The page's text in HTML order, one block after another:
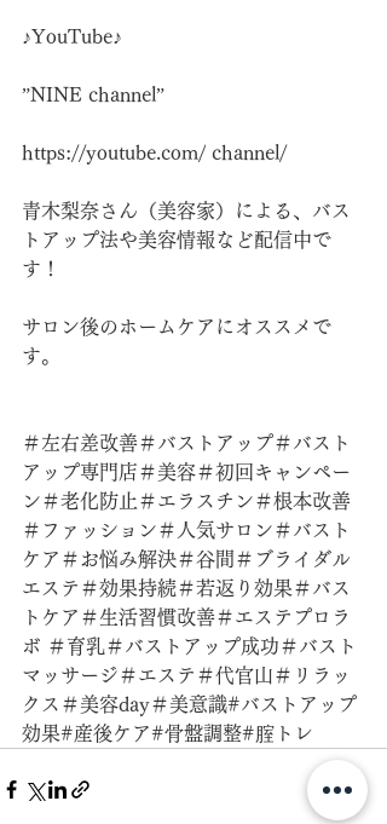
♪YouTube♪
”NINE channel”
https://youtube.com/ channel/
青木梨奈さん（美容家）による、バス
トアップ法や美容情報など配信中で
す！
サロン後のホームケアにオススメで
す。
＃左右差改善＃バストアップ＃バスト
アップ専門店＃美容＃初回キャンペー
ン＃老化防止＃エラスチン＃根本改善
＃ファッション＃人気サロン＃バスト
ケア＃お悩み解決＃谷間＃ブライダル
エステ＃効果持続＃若返り効果＃バス
トケア＃生活習慣改善＃エステプロラ
ボ ＃育乳＃バストアップ成功＃バスト
マッサージ＃エステ＃代官山＃リラッ
クス＃美容day＃美意識#バストアップ
効果#産後ケア#骨盤調整#腟トレ